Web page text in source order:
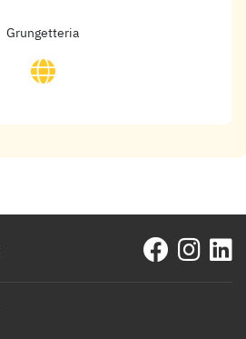
Grungetteria